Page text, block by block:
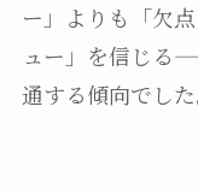
ー」よりも「欠
ュー」を信じる
通する傾向でした